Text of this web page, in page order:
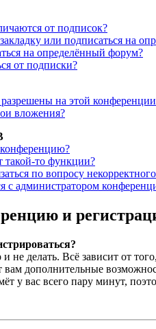
от подписок?
или подписаться на
на определённый форум?
от подписки?
на этой
вложения?
такой-то функции?
по вопросу
с администратором
и
не делать. Всё зависит от
вам дополнительные
у вас всего пару минут,